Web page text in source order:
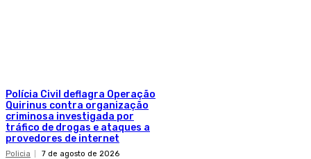
Polícia Civil deflagra Operação
Quirinus contra organização
criminosa investigada por
tráfico de drogas e ataques a
provedores de internet
Policia 7 de agosto de 2026